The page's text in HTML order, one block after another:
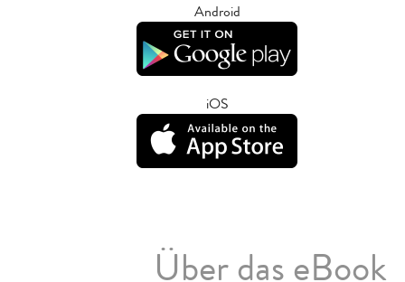
Android
iOS
Über das eBook